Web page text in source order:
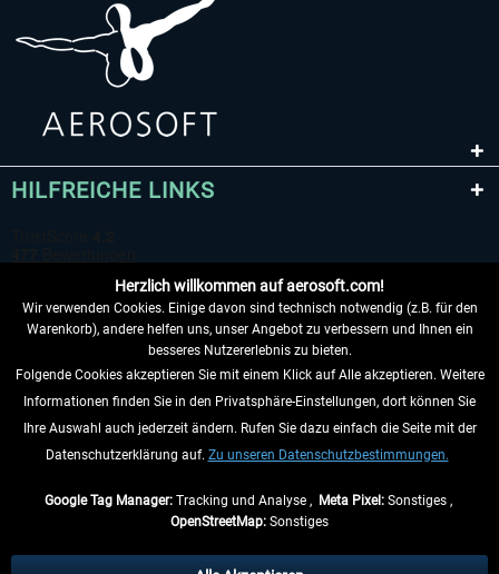
HILFREICHE LINKS
VERTRAG WIDERRUFEN
INFORMATIONEN
Herzlich willkommen auf aerosoft.com!
Wir verwenden Cookies. Einige davon sind technisch notwendig (z.B. für den
Warenkorb), andere helfen uns, unser Angebot zu verbessern und Ihnen ein
besseres Nutzererlebnis zu bieten.
Folgende Cookies akzeptieren Sie mit einem Klick auf Alle akzeptieren. Weitere
Informationen finden Sie in den Privatsphäre-Einstellungen, dort können Sie
Ihre Auswahl auch jederzeit ändern. Rufen Sie dazu einfach die Seite mit der
Datenschutzerklärung auf. Zu unseren Datenschutzbestimmungen.
Google Tag Manager:Tracking und Analyse , Meta Pixel:Sonstiges ,
OpenStreetMap: Sonstiges